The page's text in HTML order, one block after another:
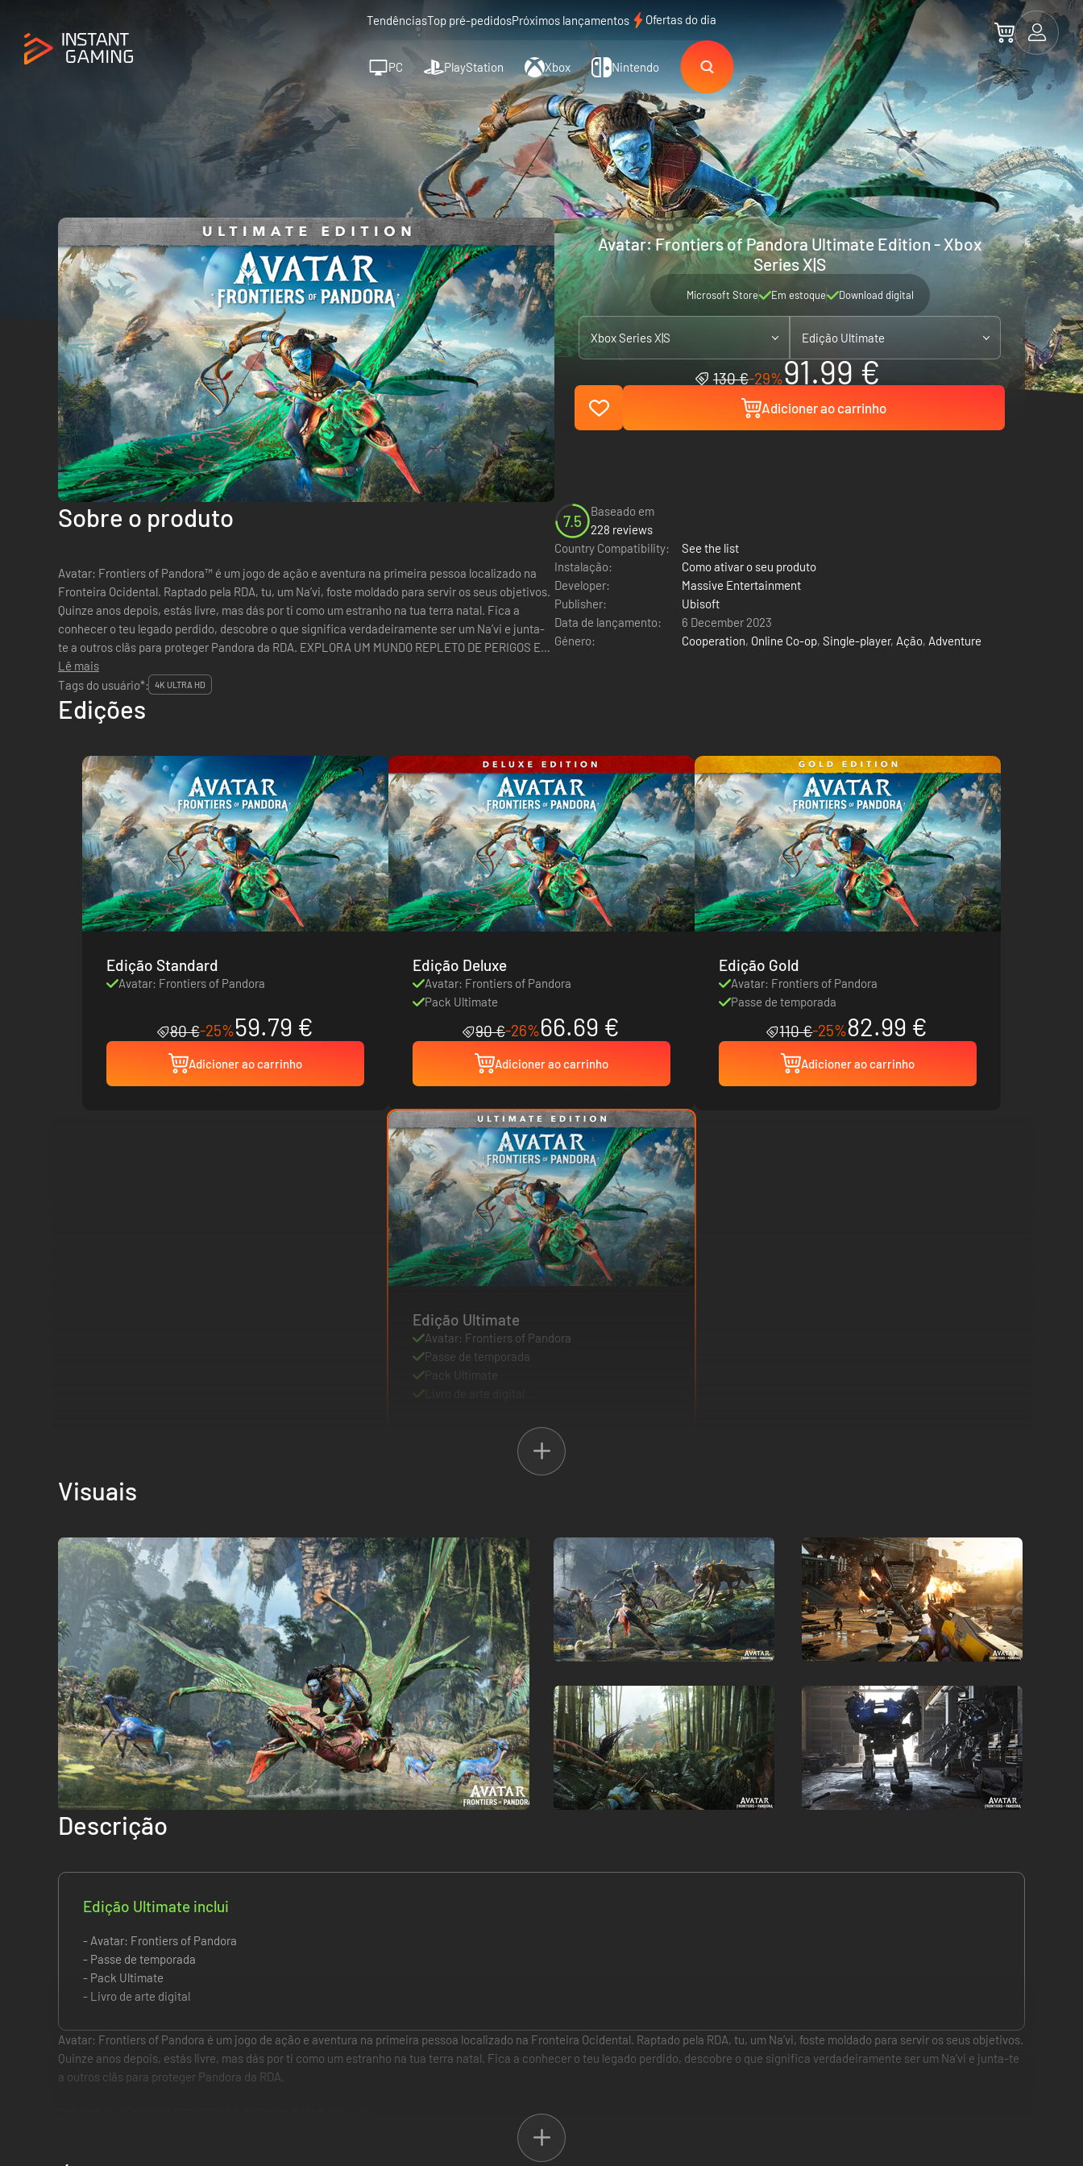
TendênciasTop pré-pedidosPróximos lançamentos Ofertas do dia
PC PlayStation Xbox Nintendo
Avatar: Frontiers of Pandora Ultimate Edition - Xbox
Series X|S
Microsoft Store Em estoque Download digital
Xbox Series X|S Edição Ultimate
130 €-29%91.99 €
Adicioner ao carrinho
Sobre o produto
Avatar: Frontiers of Pandora™ é um jogo de ação e aventura na primeira pessoa localizado na
Fronteira Ocidental. Raptado pela RDA, tu, um Na’vi, foste moldado para servir os seus objetivos.
Quinze anos depois, estás livre, mas dás por ti como um estranho na tua terra natal. Fica a
conhecer o teu legado perdido, descobre o que significa verdadeiramente ser um Na’vi e junta-
te a outros clãs para proteger Pandora da RDA. EXPLORA UM MUNDO REPLETO DE PERIGOS E
MARAVILHAS Descobre as ...
Lê mais
7.5
Baseado em
228 reviews
Country Compatibility:
See the list
Instalação:
Como ativar o seu produto
Developer:
Massive Entertainment
Publisher:
Ubisoft
Data de lançamento:
6 December 2023
Género:
Cooperation, Online Co-op, Single-player, Ação, Adventure
Tags do usuário*: 4K ULTRA HD
Edições
Edição Standard
Avatar: Frontiers of Pandora
80 €-25%59.79 €
Adicioner ao carrinho
Edição Deluxe
Avatar: Frontiers of Pandora
Pack Ultimate
90 €-26%66.69 €
Adicioner ao carrinho
Edição Gold
Avatar: Frontiers of Pandora
Passe de temporada
110 €-25%82.99 €
Adicioner ao carrinho
Edição Ultimate
Avatar: Frontiers of Pandora
Passe de temporada
Pack Ultimate
Visuais
Descrição
Edição Ultimate inclui
- Avatar: Frontiers of Pandora
- Passe de temporada
- Pack Ultimate
- Livro de arte digital
Avatar: Frontiers of Pandora é um jogo de ação e aventura na primeira pessoa localizado na Fronteira Ocidental. Raptado pela RDA, tu, um Na’vi, foste moldado para servir os seus objetivos.
Quinze anos depois, estás livre, mas dás por ti como um estranho na tua terra natal. Fica a conhecer o teu legado perdido, descobre o que significa verdadeiramente ser um Na’vi e junta-te
a outros clãs para proteger Pandora da RDA.
Descobre as maravilhas épicas da Fronteira Ocidental, um continente de Pandora nunca antes visto. Viaja através das suas regiões belas em mundo aberto onde baixar as defesas pode ser